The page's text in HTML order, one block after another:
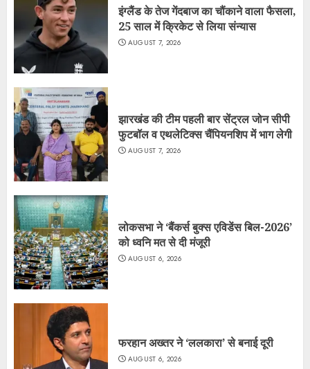
इंग्लैंड के तेज गेंदबाज का चौंकाने वाला फैसला,
25 साल में क्रिकेट से लिया संन्यास
AUGUST 7, 2026
झारखंड की टीम पहली बार सेंट्रल जोन सीपी
फुटबॉल व एथलेटिक्स चैंपियनशिप में भाग लेगी
AUGUST 7, 2026
लोकसभा ने ‘बैंकर्स बुक्स एविडेंस बिल-2026’
को ध्वनि मत से दी मंजूरी
AUGUST 6, 2026
फरहान अख्तर ने ‘ललकारा’ से बनाई दूरी
AUGUST 6, 2026